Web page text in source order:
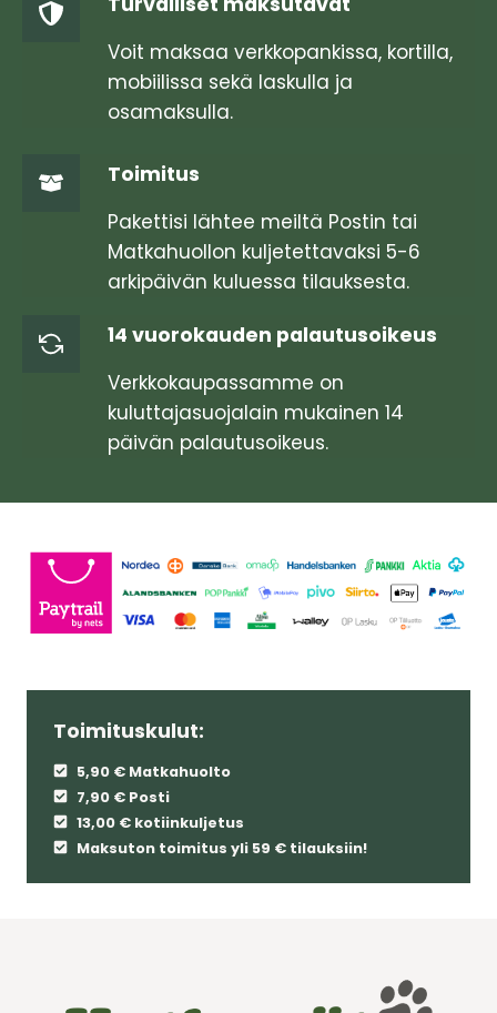
valinnat
tuotteenVoit maksaa verkkopankissa, kortilla,
mobiilissa sekä laskulla ja
osamaksulla.
Toimitus
Pakettisi lähtee meiltä Postin tai
Matkahuollon kuljetettavaksi 5-6
arkipäivän kuluessa tilauksesta.
14 vuorokauden palautusoikeus
Verkkokaupassamme on
kuluttajasuojalain mukainen 14
päivän palautusoikeus.
Toimituskulut:
5,90 € Matkahuolto
7,90 € Posti
13,00 € kotiinkuljetus
Maksuton toimitus yli 59 € tilauksiin!